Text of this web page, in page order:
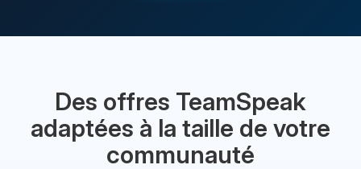
Des offres TeamSpeak
adaptées à la taille de votre
communauté